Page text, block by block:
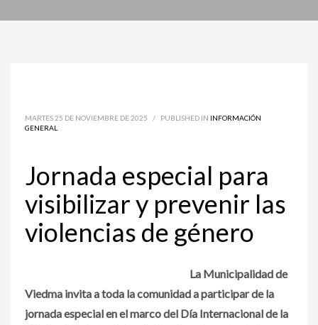
MARTES 25 DE NOVIEMBRE DE 2025 / PUBLISHED IN INFORMACIÓN
GENERAL
Jornada especial para
visibilizar y prevenir las
violencias de género
La Municipalidad de
Viedma invita a toda la comunidad a participar de la
jornada especial en el marco del Día Internacional de la